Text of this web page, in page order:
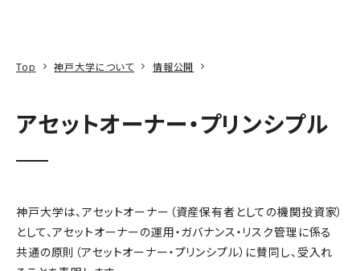
Top 神戸大学について 情報公開
アセットオーナー・プリンシプル
神戸大学は、アセットオーナー（資産保有者としての機関投資家）
として、アセットオーナーの運用・ガバナンス・リスク管理に係る
共通の原則（アセットオーナー・プリンシプル）に賛同し、受入れ